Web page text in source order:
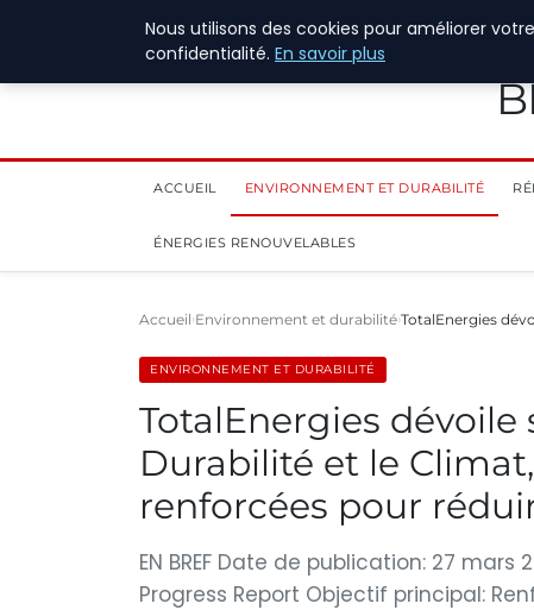
28 juillet 2026
ACCUEIL ENVIRONNEMENT ET DURABILITÉ
ÉNERGIES RENOUVELABLES
Accueil Environnement et durabilité TotalEnergies
ENVIRONNEMENT ET DURABILITÉ
TotalEnergies dévoile
Durabilité et le
renforcées pour
EN BREF Date de publication: 27
Progress Report Objectif principal:
Nous utilisons des cookies pour améliorer
confidentialité. En savoir plus